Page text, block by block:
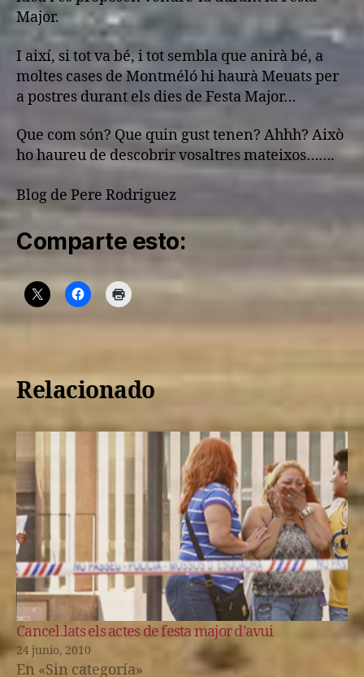
Major.
I així, si tot va bé, i tot sembla que anirà bé, a
moltes cases de Montméló hi haurà Meuats per
a postres durant els dies de Festa Major…
Que com són? Que quin gust tenen? Ahhh? Això
ho haureu de descobrir vosaltres mateixos…….
Blog de Pere Rodriguez
Comparte esto:
Relacionado
Cancel.lats els actes de festa major d’avui
24 junio, 2010
En «Sin categoría»